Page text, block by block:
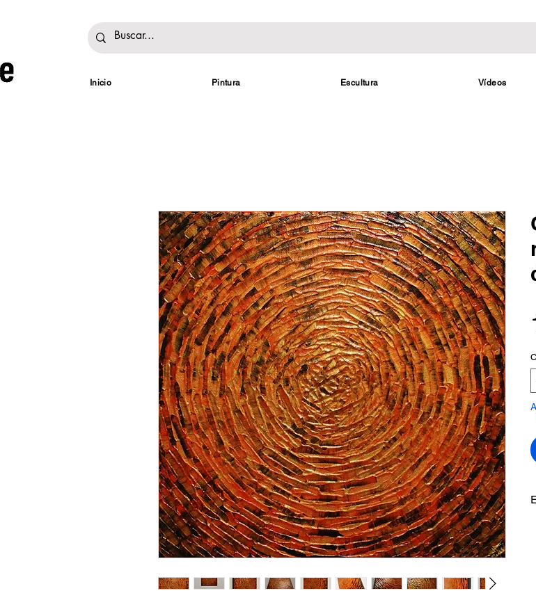
Inicio Pintura Escultura Vídeos